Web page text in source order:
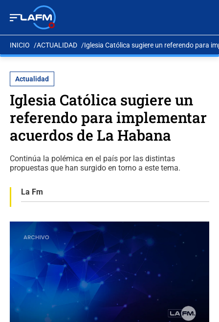
INICIO ACTUALIDAD Iglesia Católica sugiere un referendo para
Actualidad
Iglesia Católica sugiere un
referendo para implementar
acuerdos de La Habana
Continúa la polémica en el país por las distintas
propuestas que han surgido en torno a este tema.
La Fm